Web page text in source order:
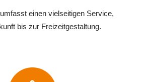
einen vielseitigen Service,
bis zur Freizeitgestaltung.